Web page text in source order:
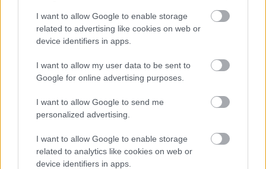
I want to allow Google to enable storage
related to advertising like cookies on web or
device identifiers in apps.
I want to allow my user data to be sent to
Google for online advertising purposes.
I want to allow Google to send me
personalized advertising.
I want to allow Google to enable storage
related to analytics like cookies on web or
device identifiers in apps.
HÍRLEVÉL
E-mail cím